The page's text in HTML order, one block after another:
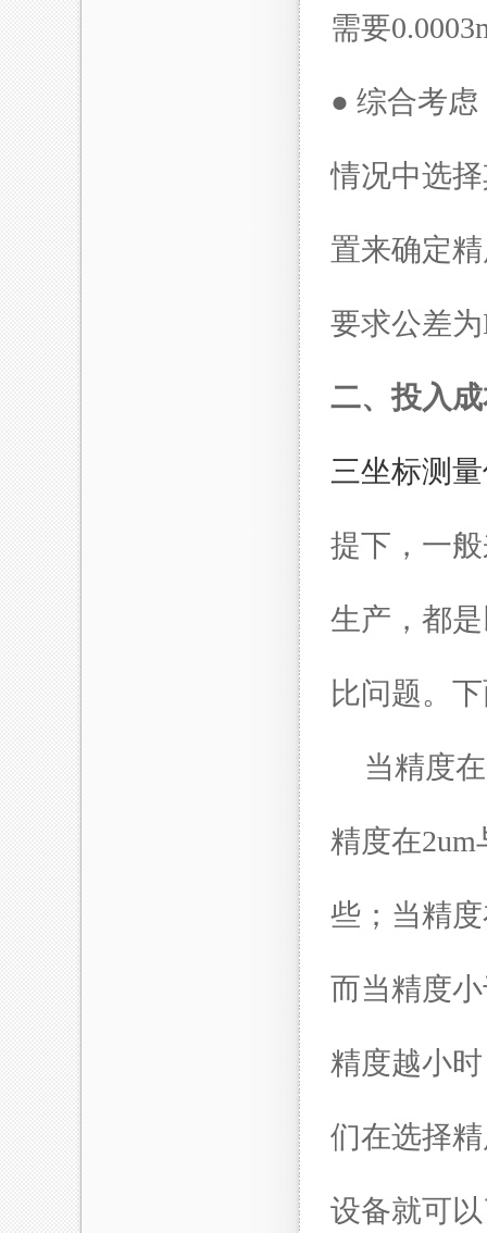
需要
● 综合考
情况中选
置来确定
要求公差为
二、投入
三坐标测
提下，一
生产，都
比问题。
当精度在
精度在2um
些；当精
而当精度
精度越小
们在选择
设备就可